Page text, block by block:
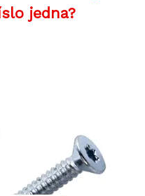
jedna?